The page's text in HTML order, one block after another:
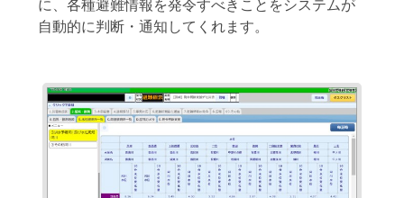
に、各種避難情報を発令すべきことをシステムが
自動的に判断・通知してくれます。